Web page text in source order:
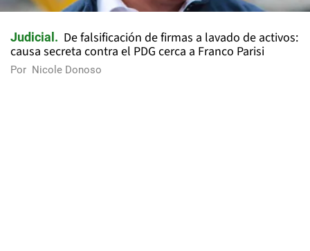
Judicial
De falsificación de firmas a lavado de activos:
causa secreta contra el PDG cerca a Franco Parisi
Por Nicole Donoso